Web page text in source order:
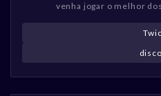
venha jogar o melhor